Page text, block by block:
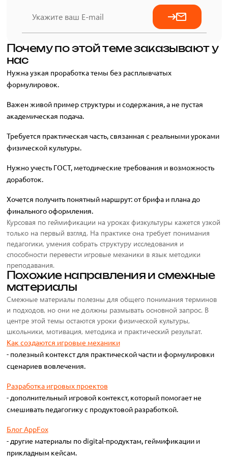
Почему по этой теме заказывают у
нас
Нужна узкая проработка темы без расплывчатых
формулировок.
Важен живой пример структуры и содержания, а не пустая
академическая подача.
Требуется практическая часть, связанная с реальными уроками
физической культуры.
Нужно учесть ГОСТ, методические требования и возможность
доработок.
Хочется получить понятный маршрут: от брифа и плана до
финального оформления.
Курсовая по геймификации на уроках физкультуры кажется узкой
только на первый взгляд. На практике она требует понимания
педагогики, умения собрать структуру исследования и
способности перевести игровые механики в язык методики
преподавания.
Похожие направления и смежные
материалы
Смежные материалы полезны для общего понимания терминов
и подходов, но они не должны размывать основной запрос. В
центре этой темы остаются уроки физической культуры,
школьники, мотивация, методика и практический результат.
Как создаются игровые механики
- полезный контекст для практической части и формулировки
сценариев вовлечения.
Разработка игровых проектов
- дополнительный игровой контекст, который помогает не
смешивать педагогику с продуктовой разработкой.
Блог AppFox
- другие материалы по digital-продуктам, геймификации и
прикладным кейсам.